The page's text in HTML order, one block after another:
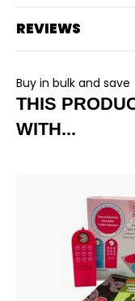
REVIEWS
Buy in bulk and save
THIS
WITH...